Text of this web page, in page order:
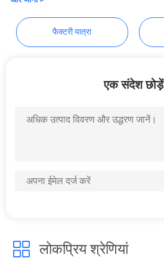
साइटमैप
PRIVACY
फैक्टरी यात्रा
एक संदेश छोड़ें
लोकप्रिय श्रेणियां